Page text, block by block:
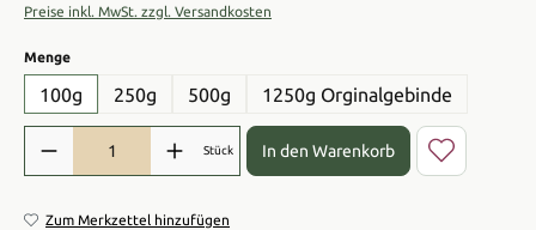
Preise inkl. MwSt. zzgl. Versandkosten
Mengeauswählen
100g 250g 500g 1250g Orginalgebinde
Produkt Anzahl: Gib den gewünschten Wert ein oder benutze die
Stück In den Warenkorb
Zum Merkzettel hinzufügen